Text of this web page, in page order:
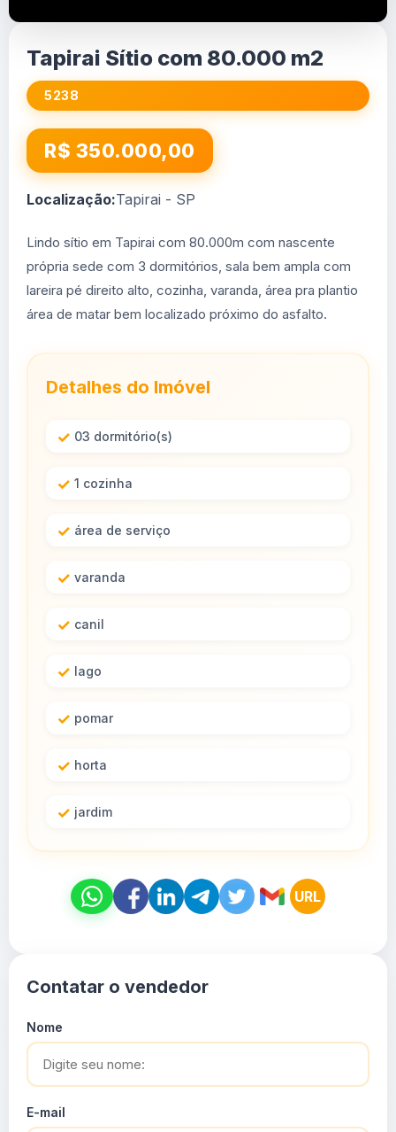
Tapirai Sítio com 80.000 m2
5238
R$ 350.000,00
Localização:Tapirai - SP
Lindo sítio em Tapirai com 80.000m com nascente
própria sede com 3 dormitórios, sala bem ampla com
lareira pé direito alto, cozinha, varanda, área pra plantio
área de matar bem localizado próximo do asfalto.
Detalhes do Imóvel
03 dormitório(s)
1 cozinha
área de serviço
varanda
canil
lago
pomar
horta
jardim
URL
Contatar o vendedor
Nome
E-mail